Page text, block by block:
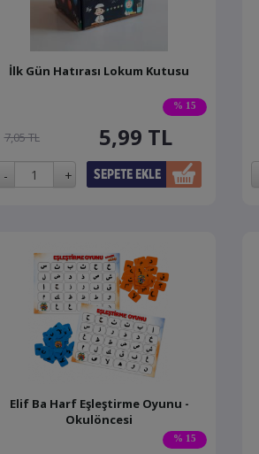
% 15
İlk Gün Hatırası Lokum Kutusu
7,05 TL 5,99 TL
% 15
Elif Ba Harf Eşleştirme Oyunu -
Okulöncesi